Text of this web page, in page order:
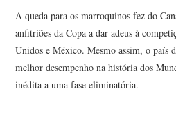
A queda para os marroquinos fez do
anfitriões da Copa a dar adeus à
Unidos e México. Mesmo assim, o país
melhor desempenho na história dos
inédita a uma fase eliminatória.